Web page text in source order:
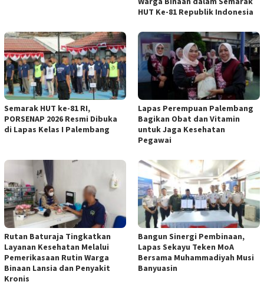
HUT Ke-81 Republik Indonesia
Semarak HUT ke-81 RI,
PORSENAP 2026 Resmi Dibuka
di Lapas Kelas I Palembang
Lapas Perempuan Palembang
Bagikan Obat dan Vitamin
untuk Jaga Kesehatan
Pegawai
Rutan Baturaja Tingkatkan
Layanan Kesehatan Melalui
Pemerikasaan Rutin Warga
Binaan Lansia dan Penyakit
Kronis
Bangun Sinergi Pembinaan,
Lapas Sekayu Teken MoA
Bersama Muhammadiyah Musi
Banyuasin